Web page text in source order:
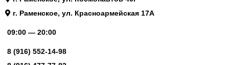
г. Раменское, ул. Красноармейская 17А
09:00 — 20:00
8 (916) 552-14-98